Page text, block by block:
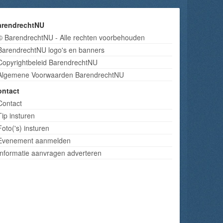
BarendrechtNU - Alle rechten voorbehouden
logo's en banners
BarendrechtNU
Voorwaarden BarendrechtNU
insturen
insturen
aanmelden
aanvragen adverteren